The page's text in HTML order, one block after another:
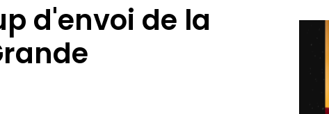
d'envoi de la